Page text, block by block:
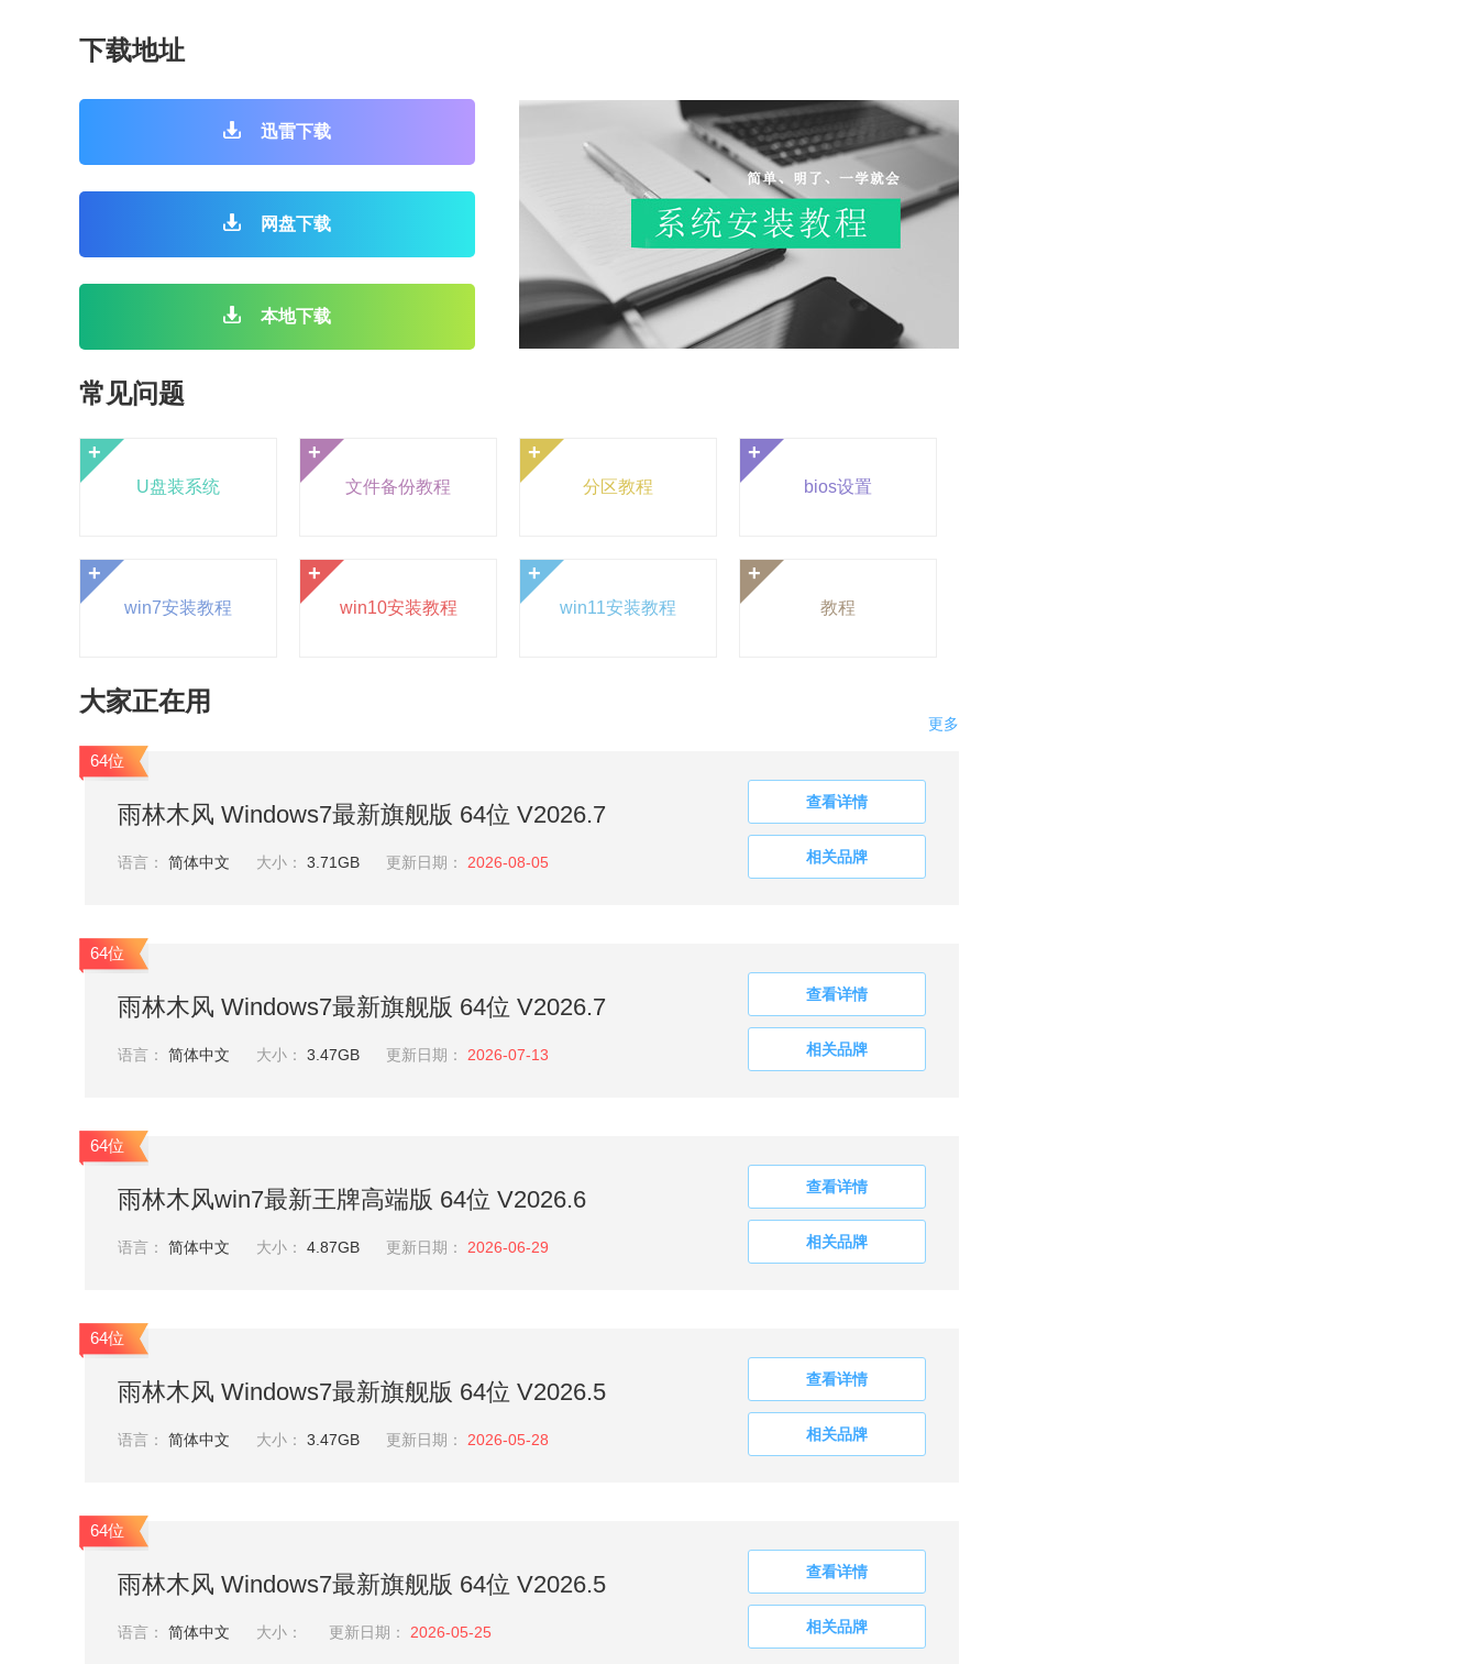
下载地址
迅雷下载
网盘下载
本地下载
常见问题
+
U盘装系统
+
文件备份教程
+
分区教程
+
bios设置
+
win7安装教程
+
win10安装教程
+
win11安装教程
+
教程
大家正在用
更多
64位
雨林木风 Windows7最新旗舰版 64位 V2026.7
语言： 简体中文 大小： 3.71GB 更新日期： 2026-08-05
查看详情
相关品牌
64位
雨林木风 Windows7最新旗舰版 64位 V2026.7
语言： 简体中文 大小： 3.47GB 更新日期： 2026-07-13
查看详情
相关品牌
64位
雨林木风win7最新王牌高端版 64位 V2026.6
语言： 简体中文 大小： 4.87GB 更新日期： 2026-06-29
查看详情
相关品牌
64位
雨林木风 Windows7最新旗舰版 64位 V2026.5
语言： 简体中文 大小： 3.47GB 更新日期： 2026-05-28
查看详情
相关品牌
64位
雨林木风 Windows7最新旗舰版 64位 V2026.5
语言： 简体中文 大小： 更新日期： 2026-05-25
查看详情
相关品牌